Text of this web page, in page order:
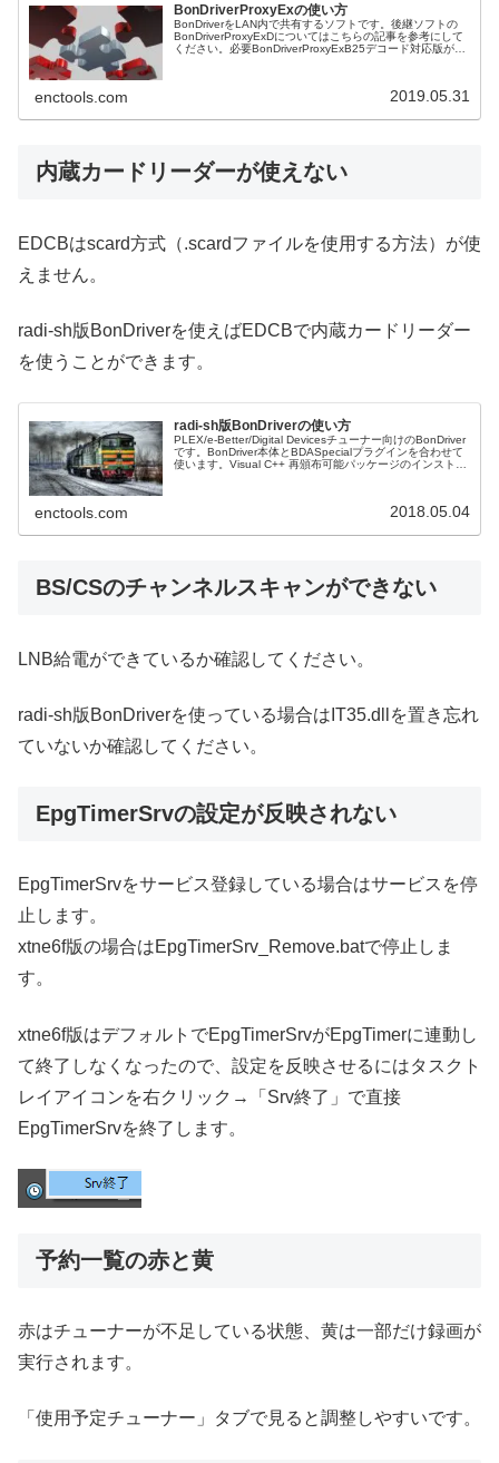
BonDriverProxyExの使い方
BonDriverをLAN内で共有するソフトです。後継ソフトの
BonDriverProxyExDについてはこちらの記事を参考にして
ください。必要BonDriverProxyExB25デコード対応版があ
enctools.com 2019.05.31
内蔵カードリーダーが使えない
EDCBはscard方式（.scardファイルを使用する方法）が使
えません。
radi-sh版BonDriverを使えばEDCBで内蔵カードリーダー
を使うことができます。
radi-sh版BonDriverの使い方
PLEX/e-Better/Digital Devicesチューナー向けのBonDriver
です。BonDriver本体とBDASpecialプラグインを合わせて
使います。Visual C++ 再頒布可能パッケージのインストー
enctools.com 2018.05.04
BS/CSのチャンネルスキャンができない
LNB給電ができているか確認してください。
radi-sh版BonDriverを使っている場合はIT35.dllを置き忘れ
ていないか確認してください。
EpgTimerSrvの設定が反映されない
EpgTimerSrvをサービス登録している場合はサービスを停
止します。
xtne6f版の場合はEpgTimerSrv_Remove.batで停止しま
す。
xtne6f版はデフォルトでEpgTimerSrvがEpgTimerに連動し
て終了しなくなったので、設定を反映させるにはタスクト
レイアイコンを右クリック→「Srv終了」で直接
EpgTimerSrvを終了します。
予約一覧の赤と黄
赤はチューナーが不足している状態、黄は一部だけ録画が
実行されます。
「使用予定チューナー」タブで見ると調整しやすいです。